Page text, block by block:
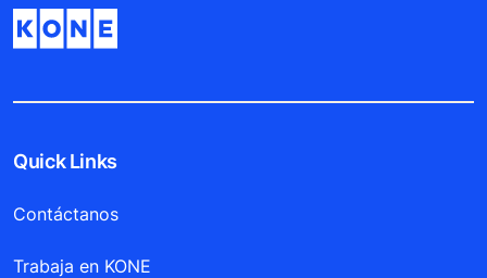
Quick Links
Contáctanos
Trabaja en KONE